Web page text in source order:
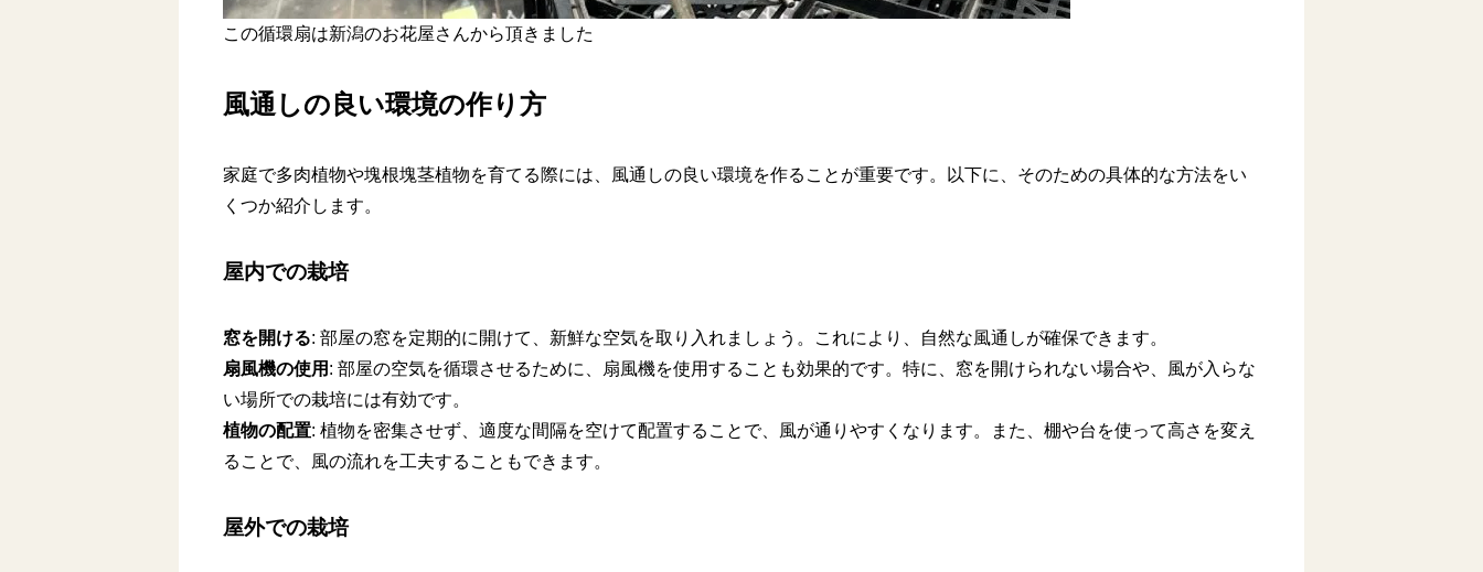
この循環扇は新潟のお花屋さんから頂きました
風通しの良い環境の作り方
家庭で多肉植物や塊根塊茎植物を育てる際には、風通しの良い環境を作ることが重要です。以下に、そのための具体的な方法をい
くつか紹介します。
屋内での栽培
窓を開ける: 部屋の窓を定期的に開けて、新鮮な空気を取り入れましょう。これにより、自然な風通しが確保できます。
扇風機の使用 : 部屋の空気を循環させるために、扇風機を使用することも効果的です。特に、窓を開けられない場合や、風が入らな
い場所での栽培には有効です。
植物の配置: 植物を密集させず、適度な間隔を空けて配置することで、風が通りやすくなります。また、棚や台を使って高さを変え
ることで、風の流れを工夫することもできます。
屋外での栽培